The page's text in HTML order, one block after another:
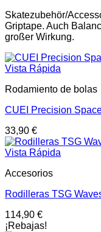
Skatezubehör/
Griptape. Auch
großer Wirkung.
Vista Rápida
Rodamiento de bolas
CUEI Precision
33,90 €
Vista Rápida
Accesorios
Rodilleras TSG
114,90 €
¡Rebajas!